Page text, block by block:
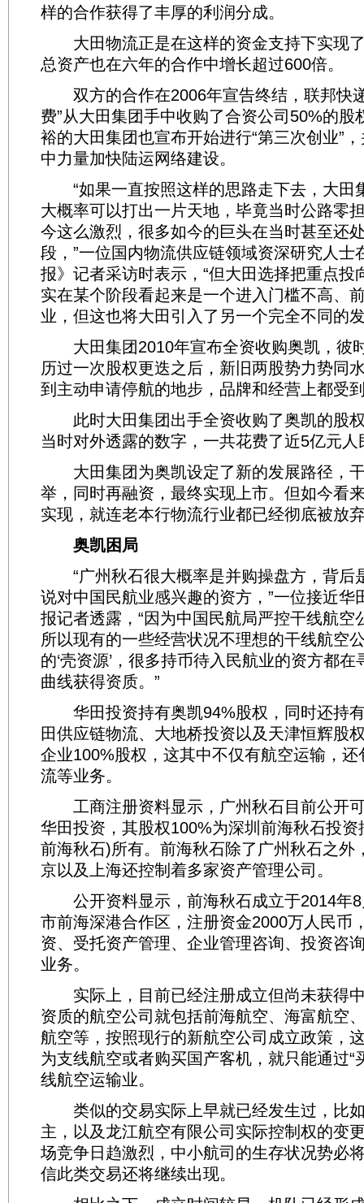
样的合作获得了丰厚的利润分成。
大田物流正是在这样的资金支持下实现
总资产也在六年的合作中增长超过600倍。
双方的合作在2006年宣告终结，联邦快
费”从大田集团手中收购了合资公司50%的股
裕的大田集团也宣布开始进行“第三次创业”
中力量加快陆运网络建设。
“如果一直按照这样的思路走下去，大田
大概率可以打出一片天地，毕竟当时公路零
今这么激烈，很多如今的巨头在当时甚至还处
段，”一位国内物流供应链领域资深研究人士
报》记者采访时表示，“但大田选择把重点投
实在某个阶段看起来是一个进入门槛不高、
业，但这也将大田引入了另一个完全不同的
大田集团2010年宣布全资收购奥凯，彼
历过一次股权更迭之后，新旧两股势力势同
到主动申请停航的地步，品牌和经营上都受
此时大田集团出手全资收购了奥凯的股
当时对外透露的数字，一共花费了近5亿元人
大田集团为奥凯设定了新的发展路径，
举，同时再融资，最终实现上市。但如今看
实现，就连老本行物流行业都已经彻底被放
奥凯困局
“广州秋石很大概率是并购操盘方，背后
说对中国民航业感兴趣的资方，”一位接近华
报记者透露，“因为中国民航局严控干线航空
所以现有的一些经营状况不理想的干线航空
的‘壳资源’，很多持币待入民航业的资方都
曲线获得资质。”
华田投资持有奥凯94%股权，同时还持
田供应链物流、大地桥投资以及天津恒辉股
企业100%股权，这其中不仅有航空运输，
流等业务。
工商注册资料显示，广州秋石目前公开
华田投资，其股权100%为深圳前海秋石投
前海秋石)所有。前海秋石除了广州秋石之外
京以及上海还控制着多家资产管理公司。
公开资料显示，前海秋石成立于2014年8
市前海深港合作区，注册资金2000万人民币
资、受托资产管理、企业管理咨询、投资咨
业务。
实际上，目前已经注册成立但尚未获得
资质的航空公司就包括前海航空、海富航空
航空等，按照现行的新航空公司成立政策，
为支线航空或者购买国产客机，就只能通过“
线航空运输业。
类似的交易实际上早就已经发生过，比
主，以及龙江航空有限公司实际控制权的变
场竞争日趋激烈，中小航司的生存状况势必
信此类交易还将继续出现。